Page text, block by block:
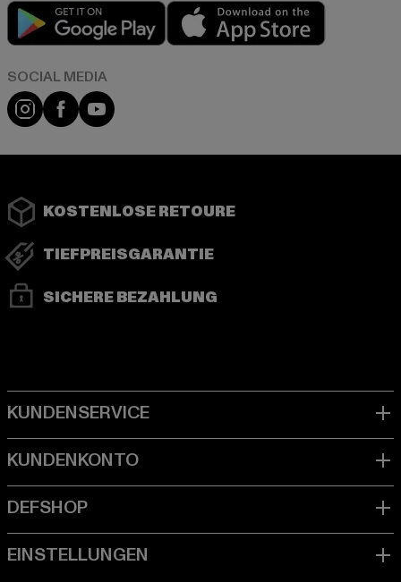
Play market
Instagram
FacebookYouTube
KOSTENLOSE RETOURE
TIEFPREISGARANTIE
SICHERE BEZAHLUNG